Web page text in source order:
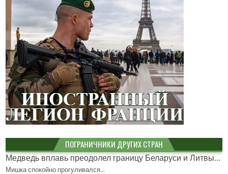
ПОГРАНИЧНИКИ ДРУГИХ СТРАН
Медведь вплавь преодолел границу Беларуси и Литвы...
Мишка спокойно прогуливался…